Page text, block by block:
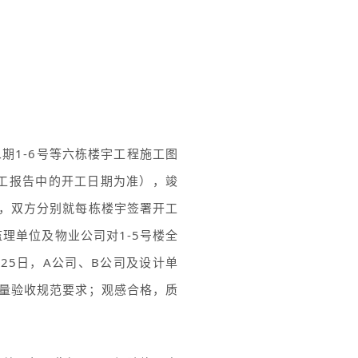
1-6号等六栋楼宇工程施工图
告中的开工日期为准），竣
双方分别就每栋楼宇签署开工
单位及物业公司对1-5号楼全
日，A公司、B公司及设计单
验收规范要求；观感合格，质